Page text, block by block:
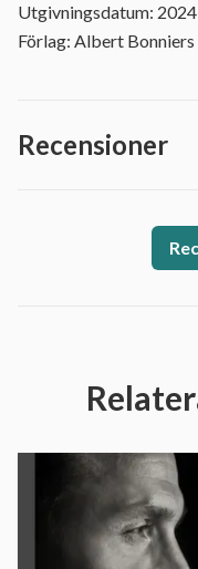
Utgivningsdatum:
Förlag: Albert Bonniers
Recensioner